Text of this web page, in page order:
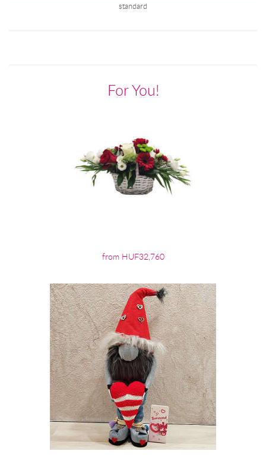
standard
For You!
from HUF32,760